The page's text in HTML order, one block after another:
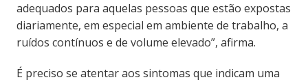
adequados para aquelas pessoas que estão expostas
diariamente, em especial em ambiente de trabalho, a
ruídos contínuos e de volume elevado”, afirma.
É preciso se atentar aos sintomas que indicam uma